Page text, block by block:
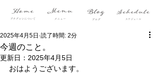
今週のこと。
2025年4月5日 読了時間: 2分
更新日： 2025年4月5日
おはようございます。